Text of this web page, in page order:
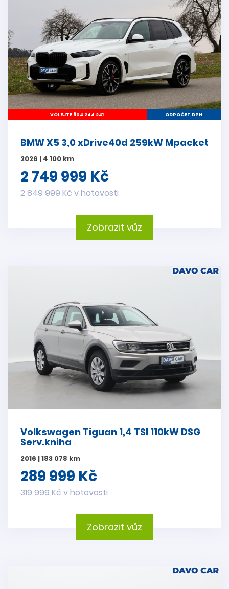
VOLEJTE 604 244 241 ODPOČET DPH
BMW X5 3,0 xDrive40d 259kW Mpacket
2026 | 4 100 km
2 749 999 Kč
2 849 999 Kč v hotovosti
Zobrazit vůz
Volkswagen Tiguan 1,4 TSI 110kW DSG
Serv.kniha
2016 | 183 078 km
289 999 Kč
319 999 Kč v hotovosti
Zobrazit vůz